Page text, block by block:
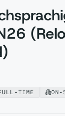
TIME ON-